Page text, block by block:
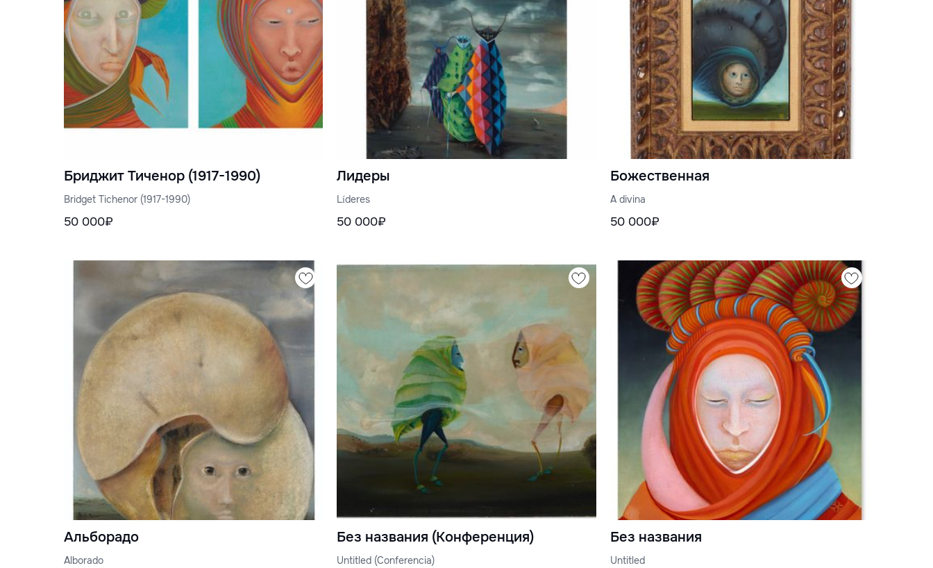
Бриджит Тиченор (1917-1990)
Bridget Tichenor (1917-1990)
50 000₽
Лидеры
Líderes
50 000₽
Божественная
A divina
50 000₽
Альборадо
Alborado
Без названия (Конференция)
Untitled (Conferencia)
Без названия
Untitled